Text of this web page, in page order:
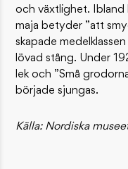
och växtlighet. Ibland
maja betyder ”att
skapade
lövad stång. Under
lek och ”Små
började sjungas.
Källa: Nordiska